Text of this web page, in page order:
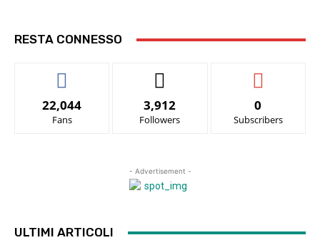
RESTA CONNESSO
22,044
Fans
3,912
Followers
0
Subscribers
- Advertisement -
ULTIMI ARTICOLI